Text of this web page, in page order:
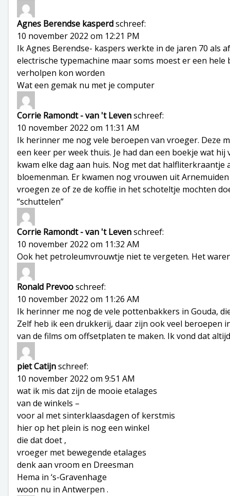
Agnes Berendse kasperdschreef:
10 november 2022 om 12:21 PM
Ik Agnes Berendse- kaspers werkte in de jaren 70 als
electrische typemachine maar soms moest er een
verholpen kon worden
Wat een gemak nu met je computer
Corrie Ramondt - van 't Levenschreef:
10 november 2022 om 11:31 AM
Ik herinner me nog vele beroepen van vroeger. Deze
een keer per week thuis. Je had dan een boekje wat
kwam elke dag aan huis. Nog met dat halfliterkraantje
bloemenman. Er kwamen nog vrouwen uit
vroegen ze of ze de koffie in het schoteltje mochten
“schuttelen”
Corrie Ramondt - van 't Levenschreef:
10 november 2022 om 11:32 AM
Ook het petroleumvrouwtje niet te vergeten. Het
Ronald Prevooschreef:
10 november 2022 om 11:26 AM
Ik herinner me nog de vele pottenbakkers in Gouda,
Zelf heb ik een drukkerij, daar zijn ook veel beroepen
van de films om offsetplaten te maken. Ik vond dat
piet Catijnschreef:
10 november 2022 om 9:51 AM
wat ik mis dat zijn de mooie etalages
van de winkels –
voor al met sinterklaasdagen of kerstmis
hier op het plein is nog een winkel
die dat doet ,
vroeger met bewegende etalages
denk aan vroom en Dreesman
Hema in ‘s-Gravenhage
woon nu in Antwerpen .